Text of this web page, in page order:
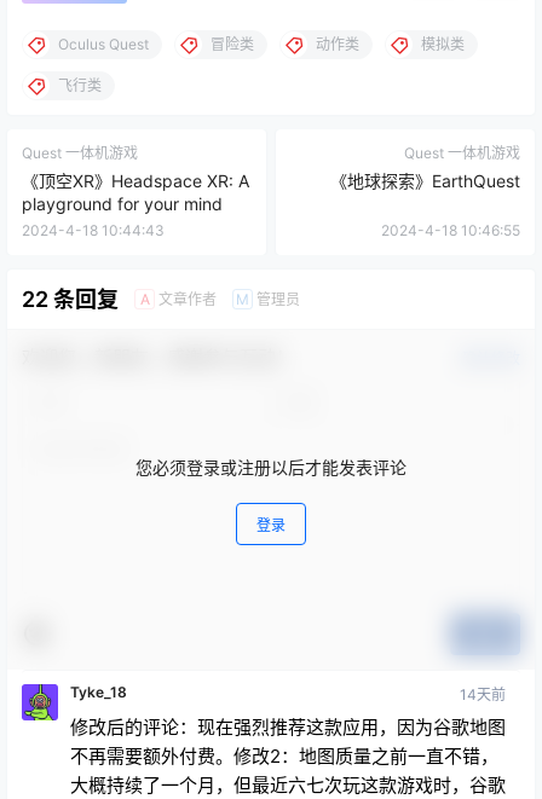
Oculus Quest 冒险类 动作类 模拟类
飞行类
Quest 一体机游戏
《顶空XR》Headspace XR: A
playground for your mind
2024-4-18 10:44:43
Quest 一体机游戏
《地球探索》EarthQuest
2024-4-18 10:46:55
22 条回复 A 文章作者 M 管理员
您必须登录或注册以后才能发表评论
登录
Tyke_18 14天前
修改后的评论：现在强烈推荐这款应用，因为谷歌地图
不再需要额外付费。修改2：地图质量之前一直不错，
大概持续了一个月，但最近六七次玩这款游戏时，谷歌